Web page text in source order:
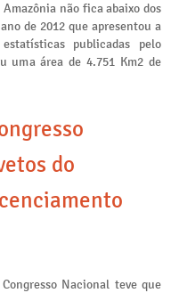
não fica abaixo dos
de 2012 que apresentou a
publicadas pelo
uma área de 4.751 Km2 de
do
Nacional teve que